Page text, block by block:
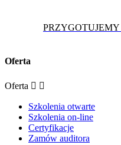
Oferta
Oferta  
Szkolenia otwarte
Szkolenia on-line
Certyfikacje
Zamów auditora